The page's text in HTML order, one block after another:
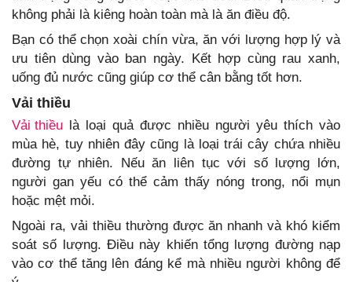
không phải là kiêng hoàn toàn mà là ăn điều độ.
Bạn có thể chọn xoài chín vừa, ăn với lượng hợp lý và
ưu tiên dùng vào ban ngày. Kết hợp cùng rau xanh,
uống đủ nước cũng giúp cơ thể cân bằng tốt hơn.
Vải thiều
Vải thiều là loại quả được nhiều người yêu thích vào
mùa hè, tuy nhiên đây cũng là loại trái cây chứa nhiều
đường tự nhiên. Nếu ăn liên tục với số lượng lớn,
người gan yếu có thể cảm thấy nóng trong, nổi mụn
hoặc mệt mỏi.
Ngoài ra, vải thiều thường được ăn nhanh và khó kiểm
soát số lượng. Điều này khiến tổng lượng đường nạp
vào cơ thể tăng lên đáng kể mà nhiều người không để